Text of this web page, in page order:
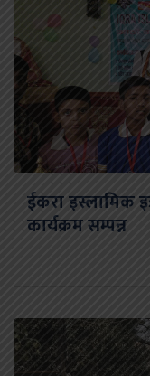
ईकरा इस्लामिक
कार्यक्रम सम्पन्न